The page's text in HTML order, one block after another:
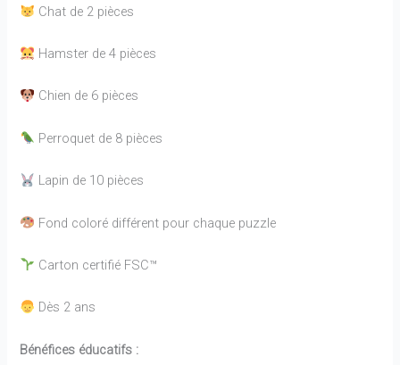
Chat de 2 pièces
Hamster de 4 pièces
Chien de 6 pièces
Perroquet de 8 pièces
Lapin de 10 pièces
Fond coloré différent pour chaque puzzle
Carton certifié FSC™
Dès 2 ans
Bénéfices éducatifs :